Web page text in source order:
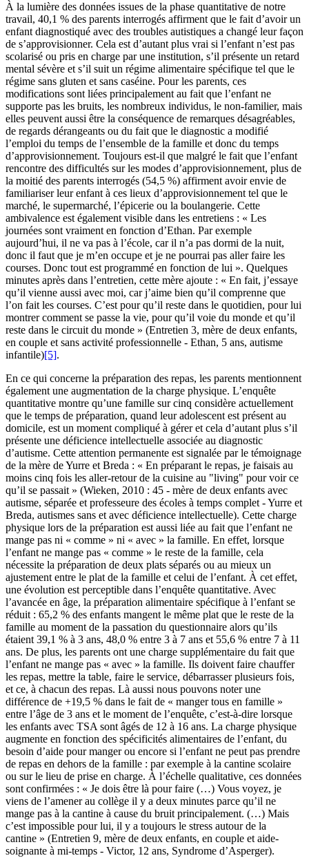
À la lumière des données issues de la phase quantitative de notre
travail, 40,1 % des parents interrogés affirment que le fait d’avoir un
enfant diagnostiqué avec des troubles autistiques a changé leur façon
de s’approvisionner. Cela est d’autant plus vrai si l’enfant n’est pas
scolarisé ou pris en charge par une institution, s’il présente un retard
mental sévère et s’il suit un régime alimentaire spécifique tel que le
régime sans gluten et sans caséine. Pour les parents, ces
modifications sont liées principalement au fait que l’enfant ne
supporte pas les bruits, les nombreux individus, le non-familier, mais
elles peuvent aussi être la conséquence de remarques désagréables,
de regards dérangeants ou du fait que le diagnostic a modifié
l’emploi du temps de l’ensemble de la famille et donc du temps
d’approvisionnement. Toujours est-il que malgré le fait que l’enfant
rencontre des difficultés sur les modes d’approvisionnement, plus de
la moitié des parents interrogés (54,5 %) affirment avoir envie de
familiariser leur enfant à ces lieux d’approvisionnement tel que le
marché, le supermarché, l’épicerie ou la boulangerie. Cette
ambivalence est également visible dans les entretiens : « Les
journées sont vraiment en fonction d’Ethan. Par exemple
aujourd’hui, il ne va pas à l’école, car il n’a pas dormi de la nuit,
donc il faut que je m’en occupe et je ne pourrai pas aller faire les
courses. Donc tout est programmé en fonction de lui ». Quelques
minutes après dans l’entretien, cette mère ajoute : « En fait, j’essaye
qu’il vienne aussi avec moi, car j’aime bien qu’il comprenne que
l’on fait les courses. C’est pour qu’il reste dans le quotidien, pour lui
montrer comment se passe la vie, pour qu’il voie du monde et qu’il
reste dans le circuit du monde » (Entretien 3, mère de deux enfants,
en couple et sans activité professionnelle - Ethan, 5 ans, autisme
infantile)[5].
En ce qui concerne la préparation des repas, les parents mentionnent
également une augmentation de la charge physique. L’enquête
quantitative montre qu’une famille sur cinq considère actuellement
que le temps de préparation, quand leur adolescent est présent au
domicile, est un moment compliqué à gérer et cela d’autant plus s’il
présente une déficience intellectuelle associée au diagnostic
d’autisme. Cette attention permanente est signalée par le témoignage
de la mère de Yurre et Breda : « En préparant le repas, je faisais au
moins cinq fois les aller-retour de la cuisine au "living" pour voir ce
qu’il se passait » (Wieken, 2010 : 45 - mère de deux enfants avec
autisme, séparée et professeure des écoles à temps complet - Yurre et
Breda, autismes sans et avec déficience intellectuelle). Cette charge
physique lors de la préparation est aussi liée au fait que l’enfant ne
mange pas ni « comme » ni « avec » la famille. En effet, lorsque
l’enfant ne mange pas « comme » le reste de la famille, cela
nécessite la préparation de deux plats séparés ou au mieux un
ajustement entre le plat de la famille et celui de l’enfant. À cet effet,
une évolution est perceptible dans l’enquête quantitative. Avec
l’avancée en âge, la préparation alimentaire spécifique à l’enfant se
réduit : 65,2 % des enfants mangent le même plat que le reste de la
famille au moment de la passation du questionnaire alors qu’ils
étaient 39,1 % à 3 ans, 48,0 % entre 3 à 7 ans et 55,6 % entre 7 à 11
ans. De plus, les parents ont une charge supplémentaire du fait que
l’enfant ne mange pas « avec » la famille. Ils doivent faire chauffer
les repas, mettre la table, faire le service, débarrasser plusieurs fois,
et ce, à chacun des repas. Là aussi nous pouvons noter une
différence de +19,5 % dans le fait de « manger tous en famille »
entre l’âge de 3 ans et le moment de l’enquête, c’est-à-dire lorsque
les enfants avec TSA sont âgés de 12 à 16 ans. La charge physique
augmente en fonction des spécificités alimentaires de l’enfant, du
besoin d’aide pour manger ou encore si l’enfant ne peut pas prendre
de repas en dehors de la famille : par exemple à la cantine scolaire
ou sur le lieu de prise en charge. À l’échelle qualitative, ces données
sont confirmées : « Je dois être là pour faire (…) Vous voyez, je
viens de l’amener au collège il y a deux minutes parce qu’il ne
mange pas à la cantine à cause du bruit principalement. (…) Mais
c’est impossible pour lui, il y a toujours le stress autour de la
cantine » (Entretien 9, mère de deux enfants, en couple et aide-
soignante à mi-temps - Victor, 12 ans, Syndrome d’Asperger).